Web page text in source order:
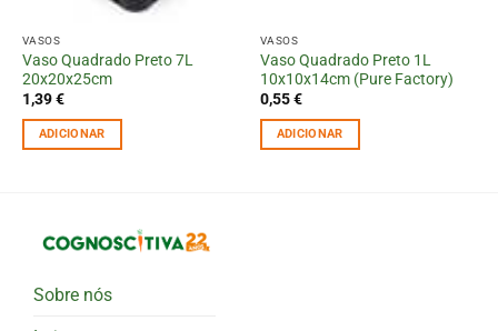
VASOS
Vaso Quadrado Preto 7L
20x20x25cm
1,39€
ADICIONAR
VASOS
Vaso Quadrado Preto 1L
10x10x14cm (Pure Factory)
0,55€
ADICIONAR
Sobre nós